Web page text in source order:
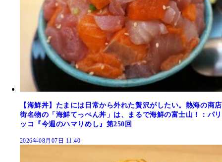
【海鮮丼】たまには日常から外れた贅沢がしたい。熱海の商店
街名物の「海鮮てっぺん丼」は、まるで海鮮の富士山！：パリ
ッコ『今週のハマりめし』第250回
2026年08月07日 11:40